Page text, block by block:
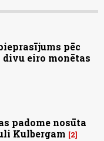
pēc
eiro monētas
padome nosūta
Kulbergam
2